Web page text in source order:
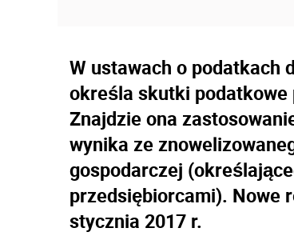
W ustawach o podatkach
określa skutki podatkowe
Znajdzie ona
wynika ze
gospodarczej
przedsiębiorcami). Nowe
stycznia 2017 r.